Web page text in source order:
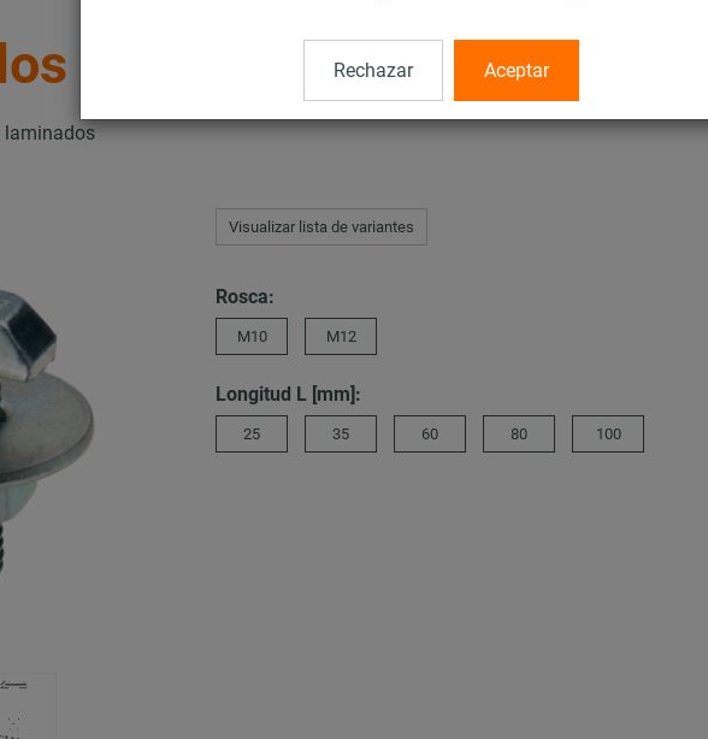
Rechazar Aceptar
soporte cabeza de martillo
laminados
Visualizar lista de variantes
Rosca:
M10 M12
Longitud L [mm]:
25 35 60 80 100